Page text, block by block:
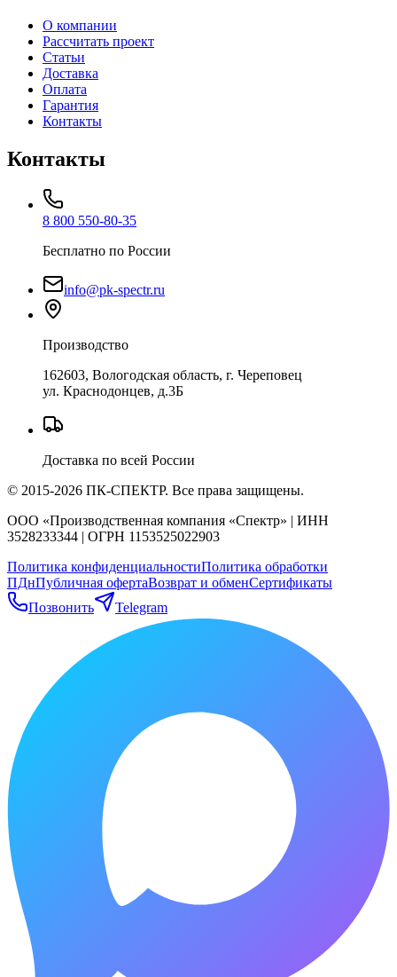
О компании
Рассчитать проект
Статьи
Доставка
Оплата
Гарантия
Контакты
Контакты
8 800 550-80-35
Бесплатно по России
info@pk-spectr.ru
Производство
162603, Вологодская область, г. Череповец
ул. Краснодонцев, д.3Б
Доставка по всей России
© 2015-2026 ПК-СПЕКТР. Все права защищены.
ООО «Производственная компания «Спектр» | ИНН
3528233344 | ОГРН 1153525022903
Политика конфиденциальностиПолитика обработки
ПДнПубличная офертаВозврат и обменСертификаты
Позвонить
Telegram